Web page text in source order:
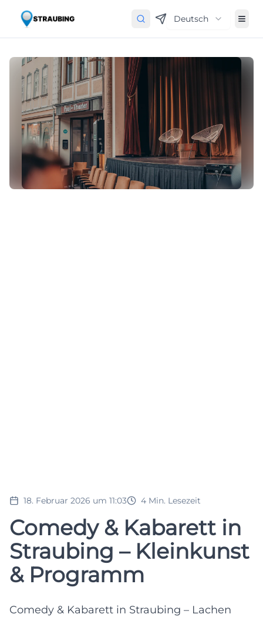
Deutsch
18. Februar 2026 um 11:03 4 Min. Lesezeit
Comedy & Kabarett in
Straubing – Kleinkunst
& Programm
Comedy & Kabarett in Straubing – Lachen